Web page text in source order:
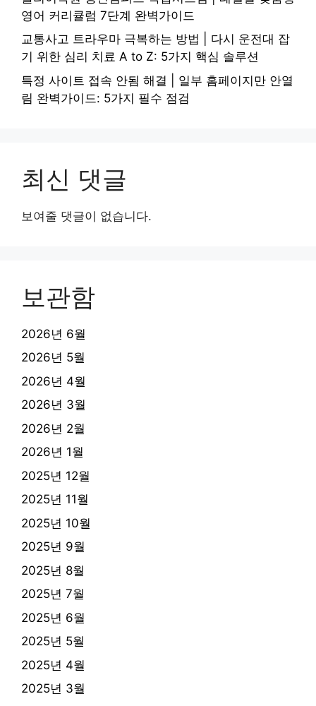
영어 커리큘럼 7단계 완벽가이드
교통사고 트라우마 극복하는 방법 | 다시 운전대 잡
기 위한 심리 치료 A to Z: 5가지 핵심 솔루션
특정 사이트 접속 안됨 해결 | 일부 홈페이지만 안열
림 완벽가이드: 5가지 필수 점검
최신 댓글
보여줄 댓글이 없습니다.
보관함
2026년 6월
2026년 5월
2026년 4월
2026년 3월
2026년 2월
2026년 1월
2025년 12월
2025년 11월
2025년 10월
2025년 9월
2025년 8월
2025년 7월
2025년 6월
2025년 5월
2025년 4월
2025년 3월